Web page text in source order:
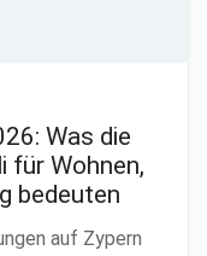
Was die
Wohnen,
bedeuten
auf Zypern